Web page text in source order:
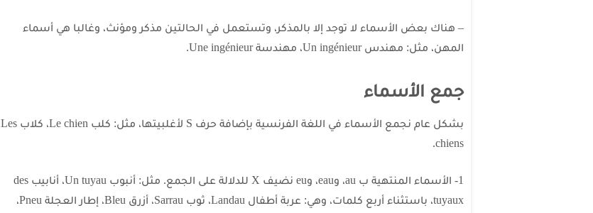
– هناك بعض الأسماء لا توجد إلا بالمذكر، وتستعمل في الحالتين مذكر ومؤنث، وغالبا هي أسماء
المهن، مثل: مهندس Un ingénieur، مهندسة Une ingénieur.
جمع الأسماء
بشكل عام نجمع الأسماء في اللغة الفرنسية بإضافة حرف S لأغلبيتها، مثل: كلب Le chien، كلاب Les
chiens.
1- الأسماء المنتهية ب au، وeau، وeu نضيف X للدلالة على الجمع. مثل: أنبوب Un tuyau، أنابيب des
tuyaux، باستثناء أربع كلمات، وهي: عربة أطفال Landau، ثوب Sarrau، أزرق Bleu، إطار العجلة Pneu،